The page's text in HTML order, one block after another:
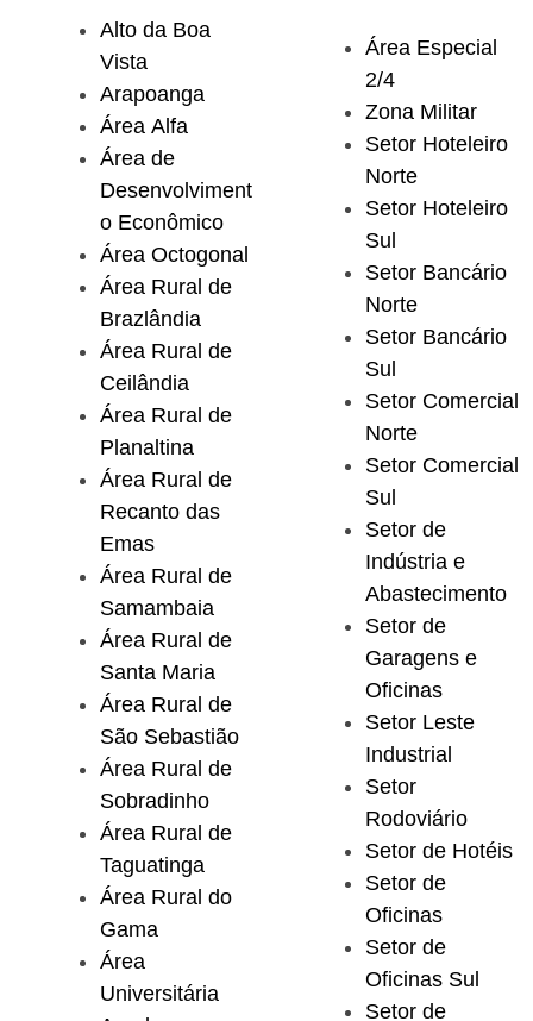
Alto da Boa
Vista
Arapoanga
Área Alfa
Área de
Desenvolviment
o Econômico
Área Octogonal
Área Rural de
Brazlândia
Área Rural de
Ceilândia
Área Rural de
Planaltina
Área Rural de
Recanto das
Emas
Área Rural de
Samambaia
Área Rural de
Santa Maria
Área Rural de
São Sebastião
Área Rural de
Sobradinho
Área Rural de
Taguatinga
Área Rural do
Gama
Área
Universitária
Área Especial
2/4
Zona Militar
Setor Hoteleiro
Norte
Setor Hoteleiro
Sul
Setor Bancário
Norte
Setor Bancário
Sul
Setor Comercial
Norte
Setor Comercial
Sul
Setor de
Indústria e
Abastecimento
Setor de
Garagens e
Oficinas
Setor Leste
Industrial
Setor
Rodoviário
Setor de Hotéis
Setor de
Oficinas
Setor de
Oficinas Sul
Setor de